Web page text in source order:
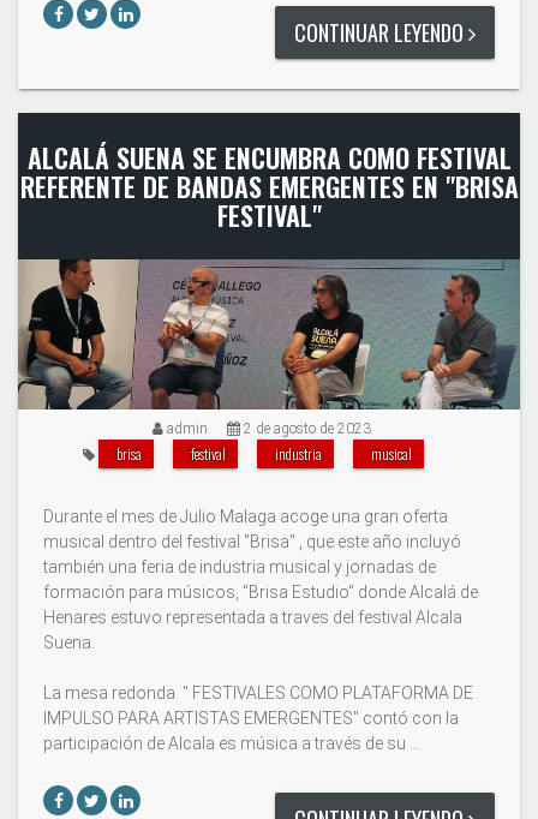
CONTINUAR LEYENDO
ALCALÁ SUENA SE ENCUMBRA COMO FESTIVAL
REFERENTE DE BANDAS EMERGENTES EN "BRISA
FESTIVAL"
admin 2 de agosto de 2023
brisa festival industria musical
Durante el mes de Julio Malaga acoge una gran oferta
musical dentro del festival "Brisa" , que este año incluyó
también una feria de industria musical y jornadas de
formación para músicos, "Brisa Estudio" donde Alcalá de
Henares estuvo representada a traves del festival Alcala
Suena.
La mesa redonda. " FESTIVALES COMO PLATAFORMA DE
IMPULSO PARA ARTISTAS EMERGENTES" contó con la
participación de Alcala es música a través de su …